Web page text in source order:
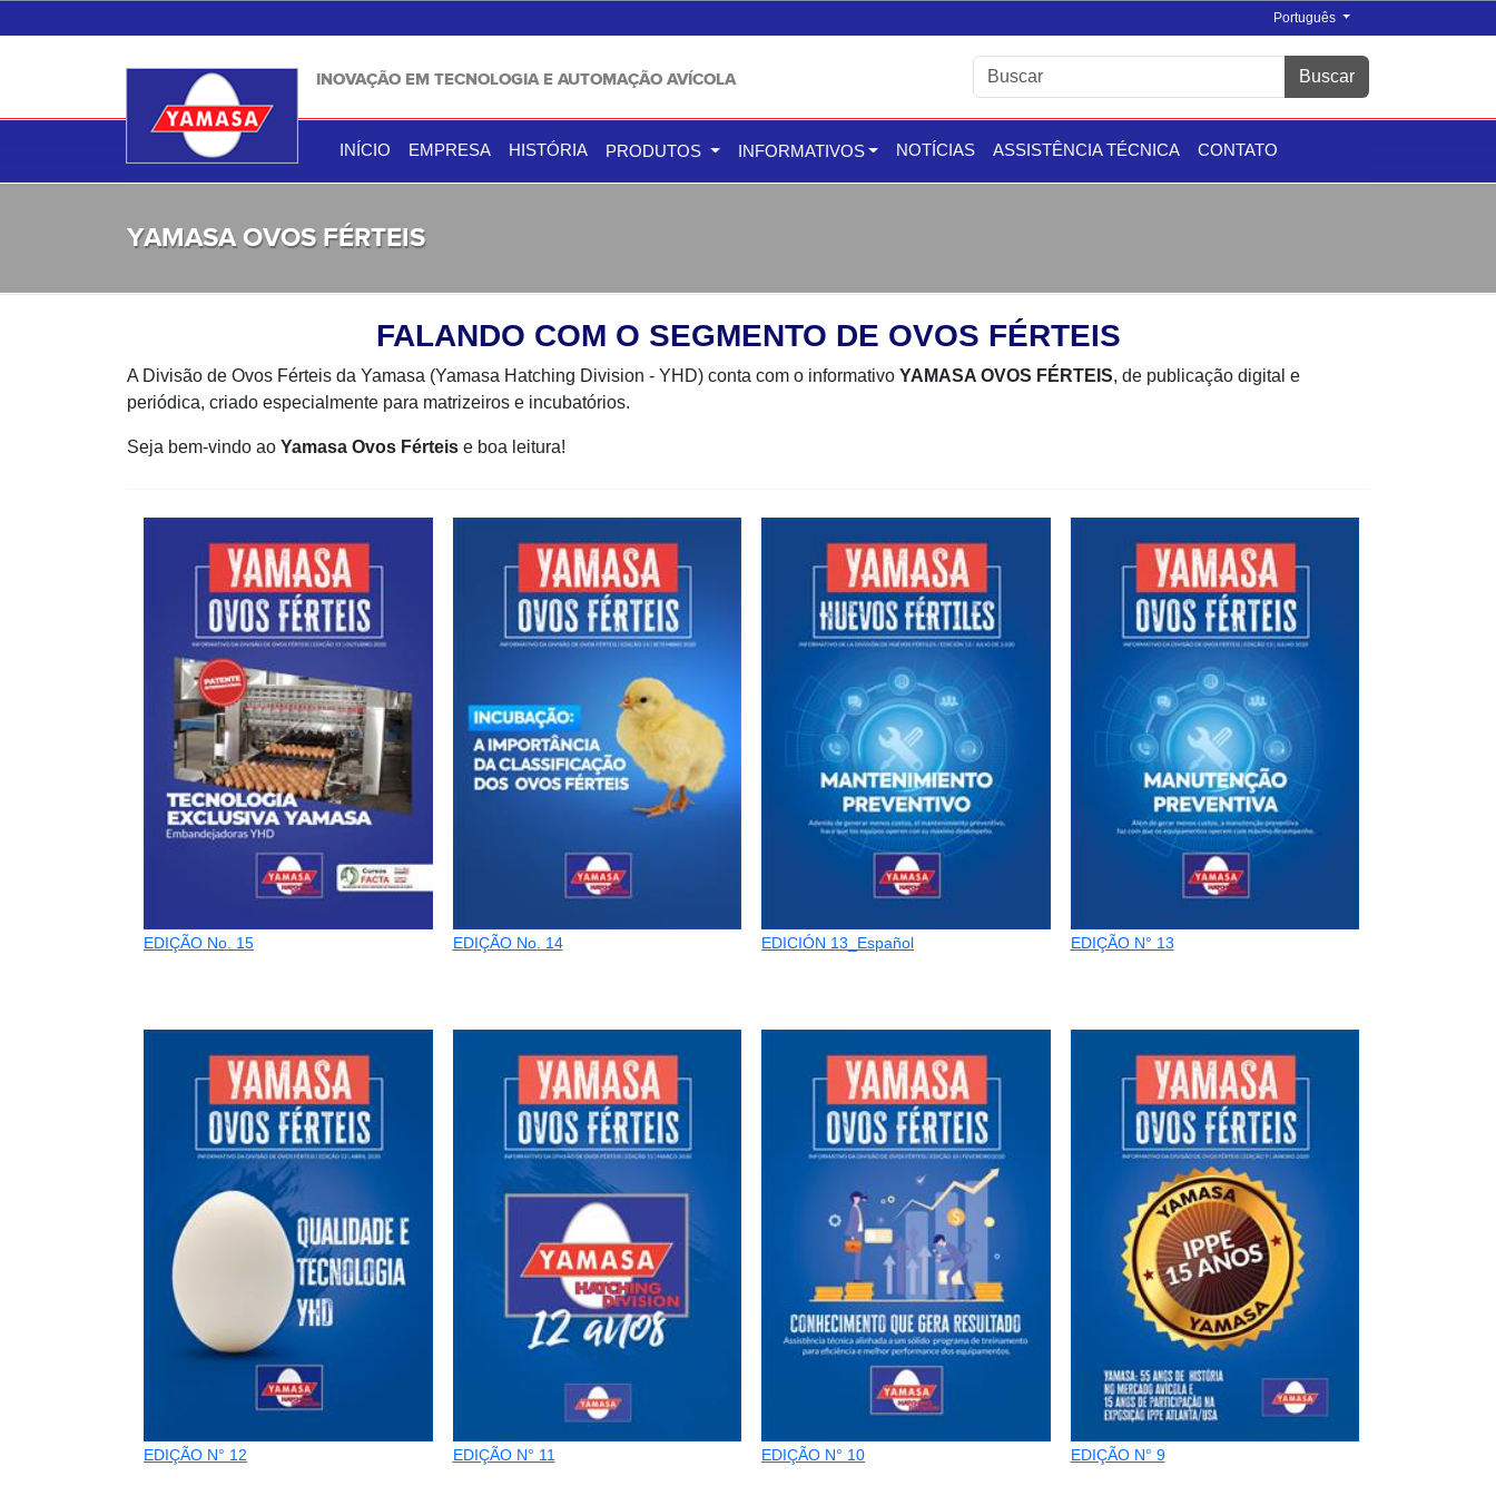
Português
INOVAÇÃO EM TECNOLOGIA E AUTOMAÇÃO AVÍCOLA Buscar
INÍCIO EMPRESA HISTÓRIA PRODUTOS INFORMATIVOS NOTÍCIAS ASSISTÊNCIA TÉCNICA CONTATO
YAMASA OVOS FÉRTEIS
FALANDO COM O SEGMENTO DE OVOS FÉRTEIS
A Divisão de Ovos Férteis da Yamasa (Yamasa Hatching Division - YHD) conta com o informativo YAMASA OVOS FÉRTEIS, de publicação digital e
periódica, criado especialmente para matrizeiros e incubatórios.
Seja bem-vindo ao Yamasa Ovos Férteis e boa leitura!
EDIÇÃO No. 15 EDIÇÃO No. 14 EDICIÓN 13_Español EDIÇÃO N° 13
EDIÇÃO N° 12 EDIÇÃO N° 11 EDIÇÃO N° 10 EDIÇÃO N° 9